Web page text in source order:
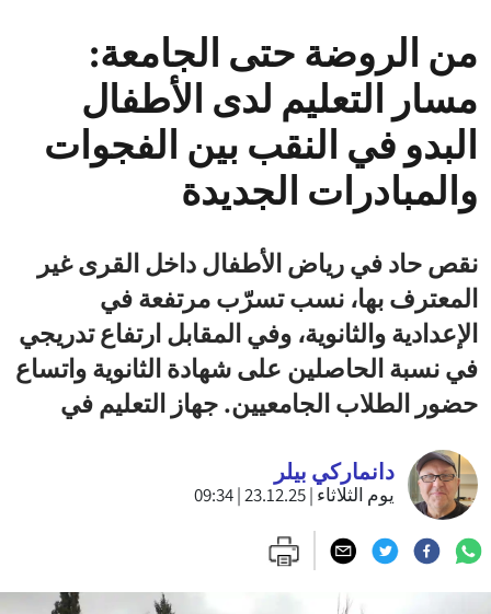
من الروضة حتى الجامعة:
مسار التعليم لدى الأطفال
البدو في النقب بين الفجوات
والمبادرات الجديدة
نقص حاد في رياض الأطفال داخل القرى غير
المعترف بها، نسب تسرّب مرتفعة في
الإعدادية والثانوية، وفي المقابل ارتفاع تدريجي
في نسبة الحاصلين على شهادة الثانوية واتساع
حضور الطلاب الجامعيين. جهاز التعليم في
دانماركي بيلر
يوم الثلاثاء | 23.12.25 | 09:34